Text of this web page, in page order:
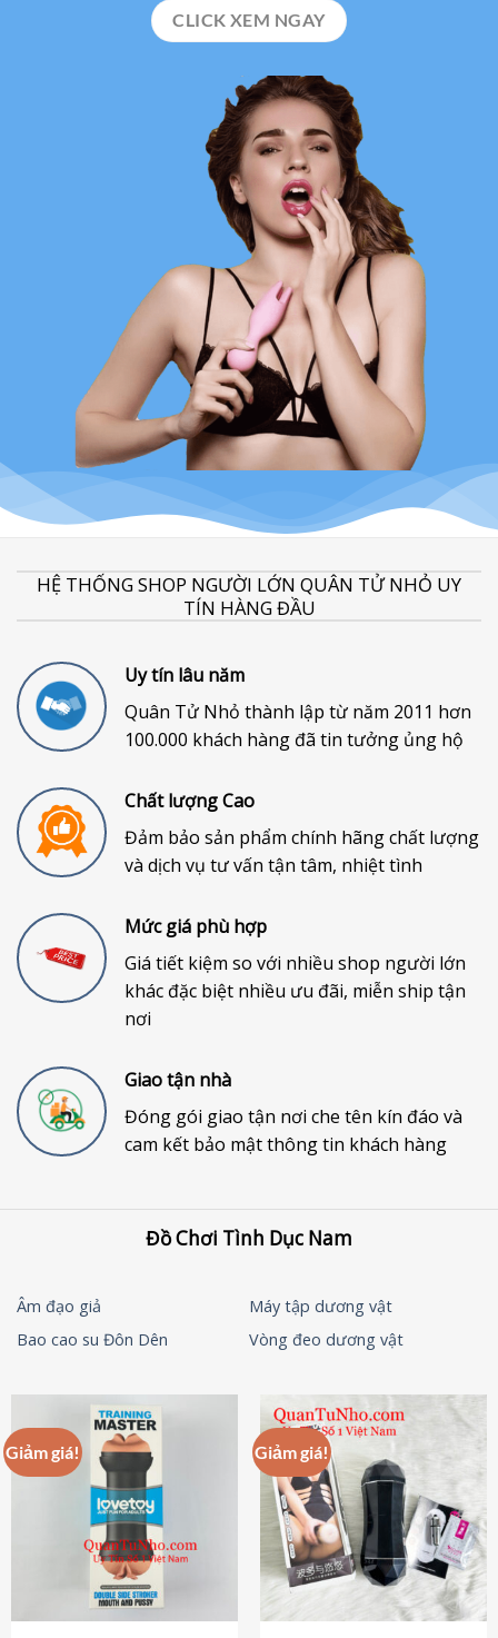
CLICK XEM NGAY
HỆ THỐNG SHOP NGƯỜI LỚN QUÂN TỬ NHỎ UY
TÍN HÀNG ĐẦU
Uy tín lâu năm
Quân Tử Nhỏ thành lập từ năm 2011 hơn
100.000 khách hàng đã tin tưởng ủng hộ
Chất lượng Cao
Đảm bảo sản phẩm chính hãng chất lượng
và dịch vụ tư vấn tận tâm, nhiệt tình
Mức giá phù hợp
Giá tiết kiệm so với nhiều shop người lớn
khác đặc biệt nhiều ưu đãi, miễn ship tận
nơi
Giao tận nhà
Đóng gói giao tận nơi che tên kín đáo và
cam kết bảo mật thông tin khách hàng
Đồ Chơi Tình Dục Nam
Âm đạo giả
Máy tập dương vật
Bao cao su Đôn Dên
Vòng đeo dương vật
Giảm giá! Giảm giá!